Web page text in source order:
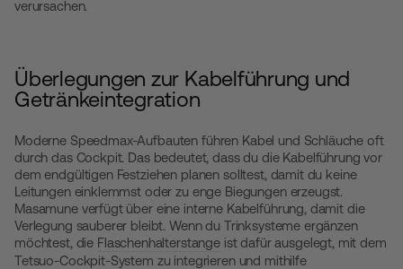
verursachen.
Überlegungen zur Kabelführung und
Getränkeintegration
Moderne Speedmax-Aufbauten führen Kabel und Schläuche oft
durch das Cockpit. Das bedeutet, dass du die Kabelführung vor
dem endgültigen Festziehen planen solltest, damit du keine
Leitungen einklemmst oder zu enge Biegungen erzeugst.
Masamune verfügt über eine interne Kabelführung, damit die
Verlegung sauberer bleibt. Wenn du Trinksysteme ergänzen
möchtest, die Flaschenhalterstange ist dafür ausgelegt, mit dem
Tetsuo-Cockpit-System zu integrieren und mithilfe